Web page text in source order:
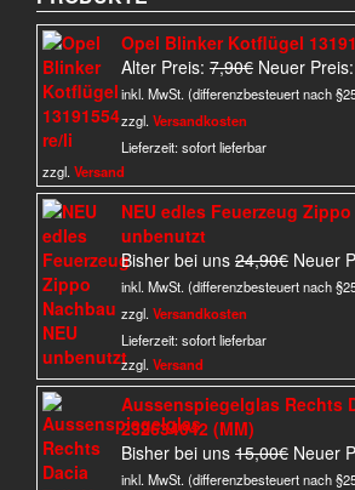
Opel Blinker Kotflügel
Alter Preis: 7,90€
Preis
Neuer Preis:
inkl. MwSt. (differenzbesteuert nach
zzgl. Versandkosten
Lieferzeit:sofort lieferbar
zzgl. Versand
NEU edles Feuerzeug
unbenutzt
Bisher bei uns 24,90€
Preis
Neuer
inkl. MwSt. (differenzbesteuert nach
zzgl. Versandkosten
Lieferzeit:sofort lieferbar
zzgl. Versand
Aussenspiegelglas Rechts
232634042 (MM)
Bisher bei uns 15,00€
Preis
Neuer
inkl. MwSt. (differenzbesteuert nach